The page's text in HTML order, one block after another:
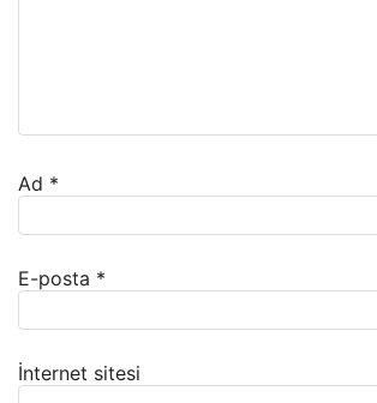
Ad *
E-posta *
İnternet sitesi